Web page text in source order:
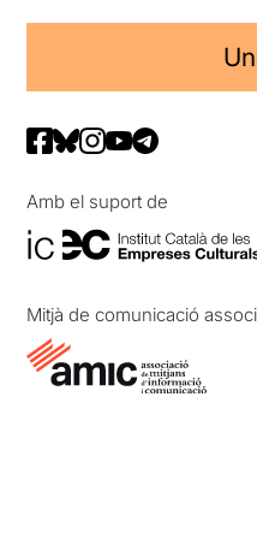
Amb el suport de
Mitjà de comunicació